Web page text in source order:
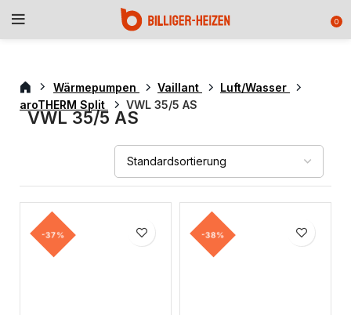
0
Wärmepumpen Vaillant
Luft/Wasser
aroTHERM Split
VWL 35/5 AS
VWL 35/5 AS
-37% -38%